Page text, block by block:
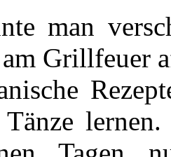
man
Grillfeuer